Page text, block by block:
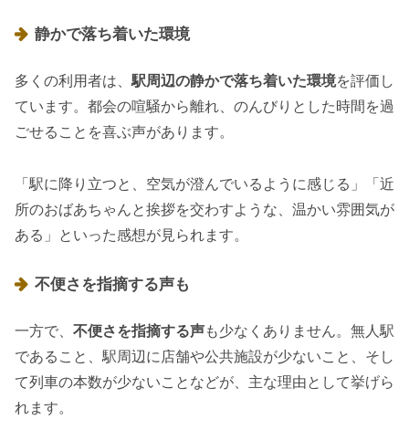
静かで落ち着いた環境
多くの利用者は、 駅周辺の静かで落ち着いた環境を評価し
ています。都会の喧騒から離れ、のんびりとした時間を過
ごせることを喜ぶ声があります。
「駅に降り立つと、空気が澄んでいるように感じる」「近
所のおばあちゃんと挨拶を交わすような、温かい雰囲気が
ある」といった感想が見られます。
不便さを指摘する声も
一方で、 不便さを指摘する声も少なくありません。無人駅
であること、駅周辺に店舗や公共施設が少ないこと、そし
て列車の本数が少ないことなどが、主な理由として挙げら
れます。